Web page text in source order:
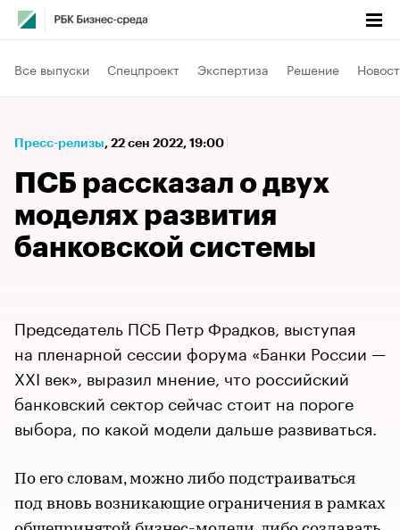
Все выпуски Спецпроект Экспертиза Решение
Пресс-релизы⁠, 22 сен 2022, 19:00
ПСБ рассказал о двух
моделях развития
банковской системы
Председатель ПСБ Петр Фрадков, выступая
на пленарной сессии форума «Банки России —
XXI век», выразил мнение, что российский
банковский сектор сейчас стоит на пороге
выбора, по какой модели дальше развиваться.
По его словам, можно либо подстраиваться
под вновь возникающие ограничения в рамках